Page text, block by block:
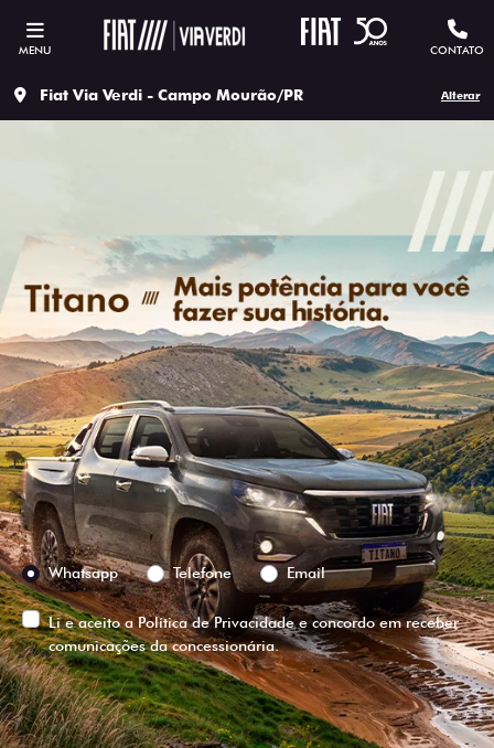
MENU CONTATO
Fiat Via Verdi - Campo Mourão/PR Alterar
Versão escolhida
Preferência de contato:
Whatsapp
Telefone Email
Li e aceito aPolítica de Privacidadee concordo em receber
comunicações da concessionária.
ENTRAR EM CONTATO